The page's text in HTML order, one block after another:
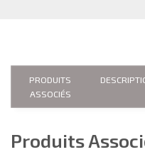
PRODUITS
ASSOCIÉS
Produits